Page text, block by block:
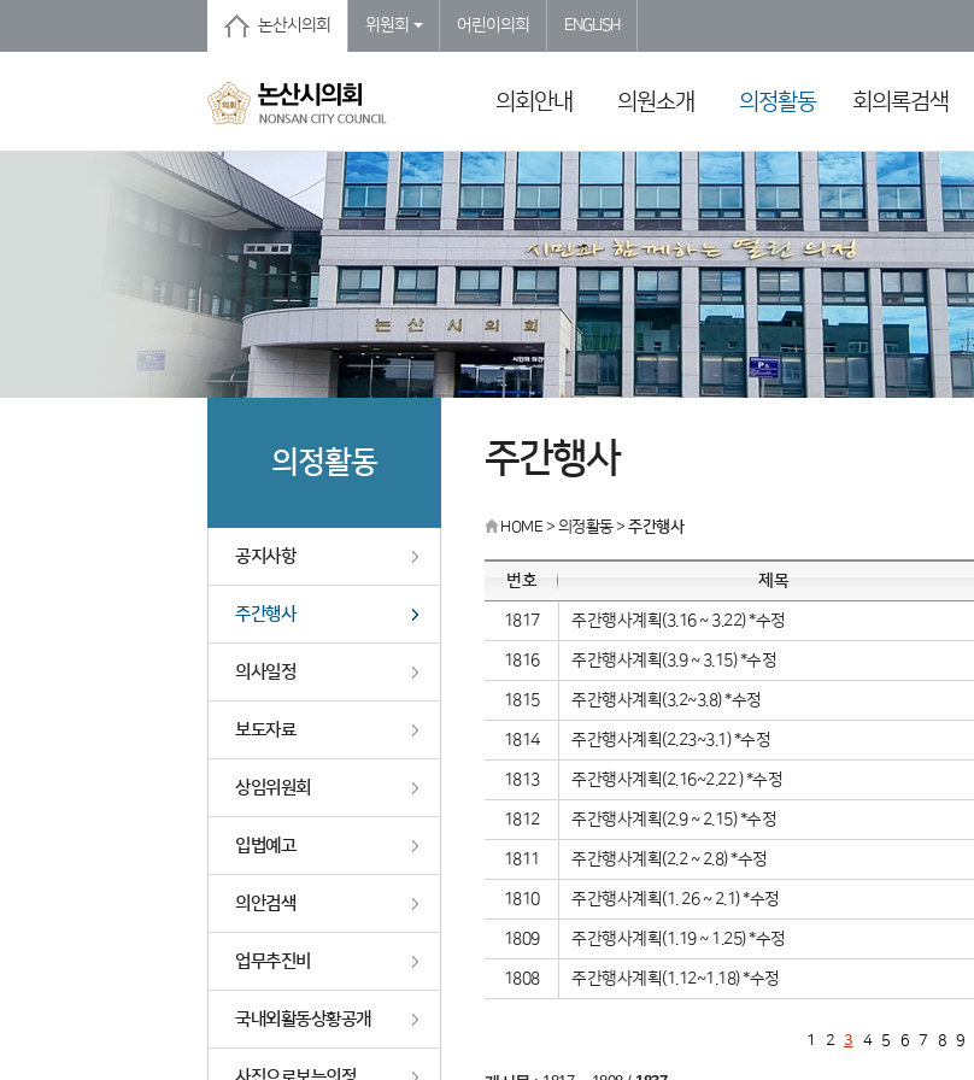
논산시의회
위원회 어린이의회 ENGLISH
의회안내 의원소개 의정활동 회의록검색
의정활동
공지사항
주간행사
의사일정
보도자료
상임위원회
입법예고
의안검색
업무추진비
국내외활동상황공개
주간행사
HOME > 의정활동> 주간행사
번호 제목
1817 주간행사계획(3.16 ~ 3.22) *수정
1816 주간행사계획(3.9 ~ 3.15) *수정
1815 주간행사계획(3.2~3.8) *수정
1814 주간행사계획(2.23~3.1) *수정
1813 주간행사계획(2.16~2.22 ) *수정
1812 주간행사계획(2.9 ~ 2.15) *수정
1811 주간행사계획(2.2 ~ 2.8) *수정
1810 주간행사계획(1. 26 ~ 2.1) *수정
1809 주간행사계획(1.19 ~ 1.25) *수정
1808 주간행사계획(1.12~1.18) *수정
1 2 3 4 5 6 7 8 9